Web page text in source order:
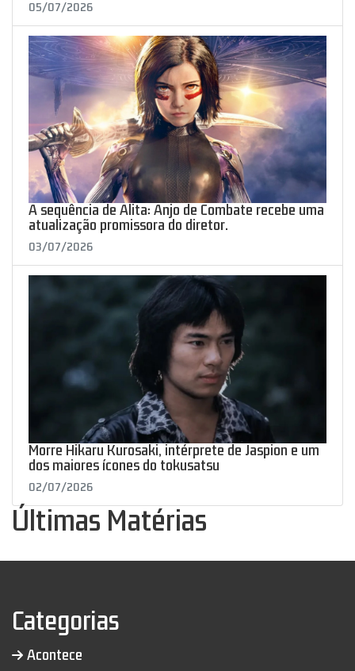
05/07/2026
A sequência de Alita: Anjo de Combate recebe uma
atualização promissora do diretor.
03/07/2026
Morre Hikaru Kurosaki, intérprete de Jaspion e um
dos maiores ícones do tokusatsu
02/07/2026
Últimas Matérias
Categorias
Acontece